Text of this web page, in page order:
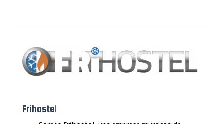
Frihostel